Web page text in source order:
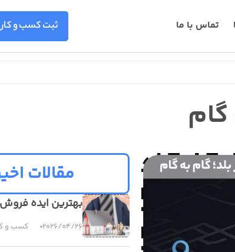
تماس با ما
مقالات
بهترین ایده
2026/04/26 کسب و